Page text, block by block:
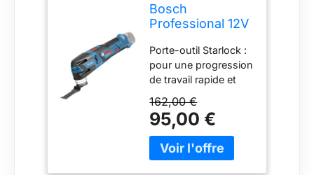
Bosch
Professional 12V
découpeur-
ponceur sans-fil
GOP 12V-28
(vitesse
d’oscillation à
vide : 5 000–20
000 tr/min, avec
1 lame
plongeante BIM
Porte-outil Starlock :
pour une progression
de travail rapide et
optimale du couple
machine/accessoire
grâce au système
d'accroche en étoile
162,00 €
95,00 €